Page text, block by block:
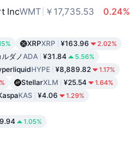
IncWMT ￥17,735.53 0.24%
XRPXRP ¥163.96 2.02%
ルダノADA ¥31.84 5.56%
HYPE ¥8,889.82 1.17%
StellarXLM ¥25.54 1.64%
KAS ¥4.06 1.29%
1.05%